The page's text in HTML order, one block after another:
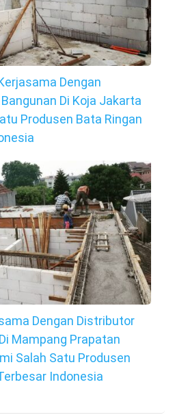
Dengan
Di Koja Jakarta
Produsen Bata Ringan
Dengan Distributor
Mampang Prapatan
Salah Satu Produsen
Indonesia